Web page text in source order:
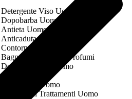
Detergente Viso Uomo
Dopobarba Uomo
Antieta Uomo
Anticaduta Uomo
Contorno Occhi Uomo
Bagnodoccia Uomo Profumi
Docciaschiuma Uomo
Corpo Uomo
Deodoranti Uomo
Confezioni Trattamenti Uomo